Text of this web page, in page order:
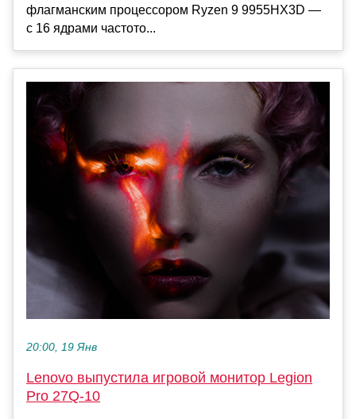
флагманским процессором Ryzen 9 9955HX3D —
с 16 ядрами частото...
20:00, 19 Янв
Lenovo выпустила игровой монитор Legion
Pro 27Q-10